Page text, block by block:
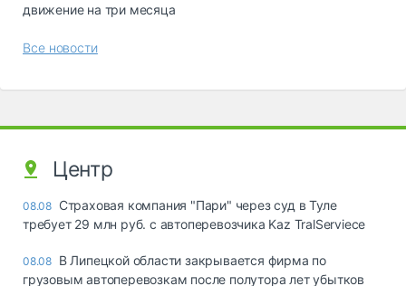
движение на три месяца
Все новости
Центр
08.08 Страховая компания "Пари" через суд в Туле
требует 29 млн руб. с автоперевозчика Kaz TralServiece
08.08 В Липецкой области закрывается фирма по
грузовым автоперевозкам после полутора лет убытков